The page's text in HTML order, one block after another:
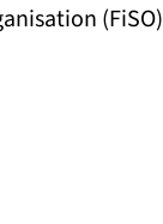
(FiSO)